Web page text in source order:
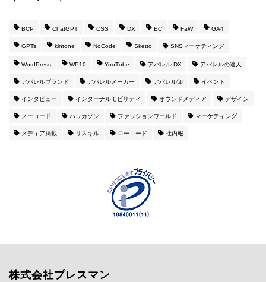
BCP ChatGPT CSS DX EC FaW GA4
GPTs kintone NoCode Sketto SNSマーケティング
WordPress WP10 YouTube アパレル DX アパレルの達人
アパレルブランド アパレルメーカー アパレル卸 イベント
インタビュー インターナルモビリティ オウンドメディア デザイン
ノーコード ハッカソン ファッションワールド マーケティング
メディア掲載 リスキル ローコード 社内報
株式会社プレスマン